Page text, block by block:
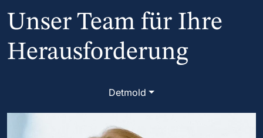
Unser Team für Ihre
Herausforderung
Detmold